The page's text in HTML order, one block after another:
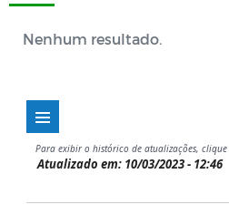
Nenhum resultado.